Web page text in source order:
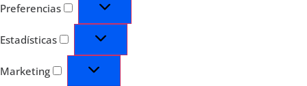
Preferencias
Estadísticas
Marketing